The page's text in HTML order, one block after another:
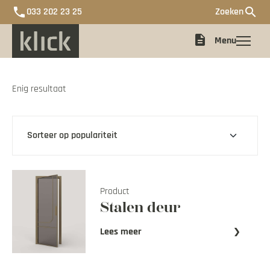
phone 033 202 23 25 Zoekensearch
De Ontwerpboer X Klick
description Menu
Enig resultaat
Product
Stalen deur
Lees meer